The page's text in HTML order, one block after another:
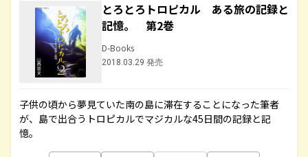
とろとろトロピカル ある旅の記録と
記憶。 第2巻
D-Books
2018.03.29 発売
子供の頃から夢見ていた南の島に滞在することになった筆者
が、島で出合うトロピカルでマジカルな45日間の記録と記
憶。